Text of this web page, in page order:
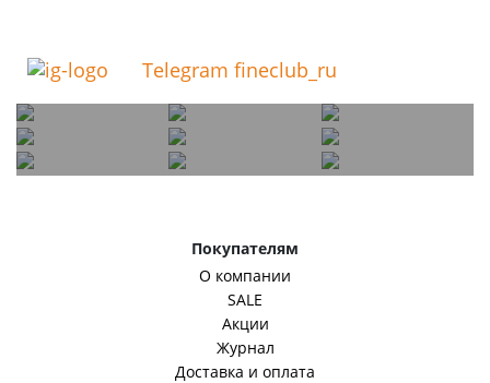
Telegram fineclub_ru
Покупателям
О компании
SALE
Акции
Журнал
Доставка и оплата